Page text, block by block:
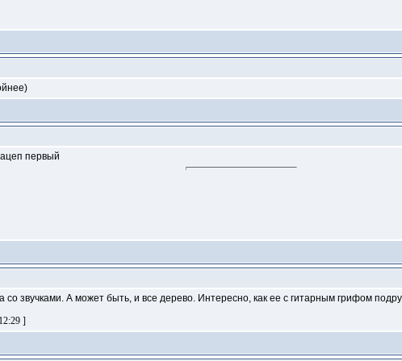
первый
со звучками. А может быть, и все дерево. Интересно, как ее с гитарным грифом
]